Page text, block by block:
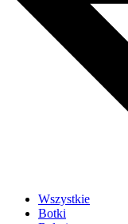
Wszystkie
Botki